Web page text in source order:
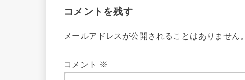
コメントを残す
メールアドレスが公開されることはありません。
コメント ※